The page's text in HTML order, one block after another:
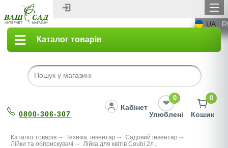
UA
Каталог товарів
0800-306-307
Кабінет
0
Улюблені
0
Кошик
Каталог товарів Техніка, інвентар
Садовий інвентар
Лійки та обприскувачі
Лійка для квітів Coubi 2л